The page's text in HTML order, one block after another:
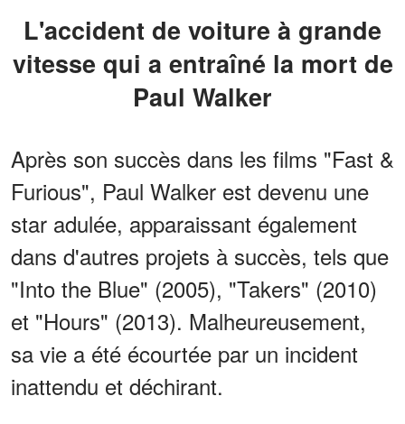
L'accident de voiture à grande
vitesse qui a entraîné la mort de
Paul Walker
Après son succès dans les films "Fast &
Furious", Paul Walker est devenu une
star adulée, apparaissant également
dans d'autres projets à succès, tels que
"Into the Blue" (2005), "Takers" (2010)
et "Hours" (2013). Malheureusement,
sa vie a été écourtée par un incident
inattendu et déchirant.